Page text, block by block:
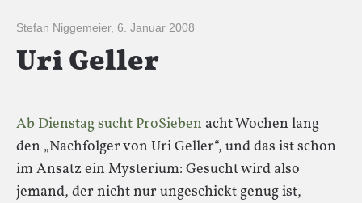
Stefan Niggemeier, 6. Januar 2008
Uri Geller
Ab Dienstag sucht ProSieben acht Wochen lang
den „Nachfolger von Uri Geller“, und das ist schon
im Ansatz ein Mysterium: Gesucht wird also
jemand, der nicht nur ungeschickt genug ist,